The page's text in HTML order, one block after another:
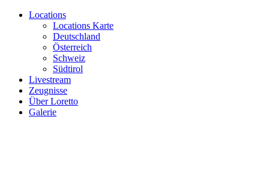
Locations
Locations Karte
Deutschland
Österreich
Schweiz
Südtirol
Livestream
Zeugnisse
Über Loretto
Galerie